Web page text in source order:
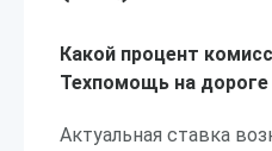
Какой процент
Техпомощь на дороге
Актуальная ставка